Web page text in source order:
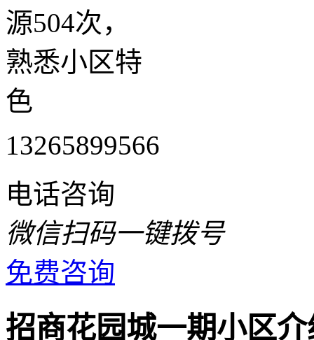
源504次，
熟悉小区特
色
13265899566
电话咨询
微信扫码一键拨号
免费咨询
招商花园城一期小区介